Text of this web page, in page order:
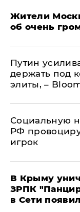
Жители
об очень
Путин
держать под
элиты, –
Социальную
РФ
игрок
В Крыму
ЗРПК
в Сети